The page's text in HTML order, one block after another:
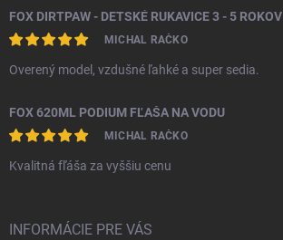
FOX DIRTPAW - DETSKÉ RUKAVICE 3 - 5 ROKOV
MICHAL RAČKO
Overený model, vzdušné ľahké a super sedia.
FOX 620ML PODIUM FĽAŠA NA VODU
MICHAL RAČKO
Kvalitná fľáša za vyššiu cenu
INFORMÁCIE PRE VÁS